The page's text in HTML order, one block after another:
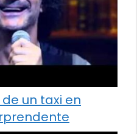
un taxi en